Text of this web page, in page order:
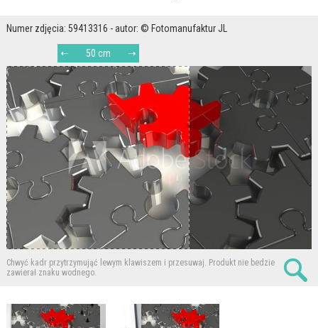
Numer zdjęcia: 59413316 - autor: © Fotomanufaktur JL
50 cm
Chwyć kadr przytrzymująć lewym klawiszem i przesuwaj. Produkt nie bedzie
zawierał znaku wodnego.